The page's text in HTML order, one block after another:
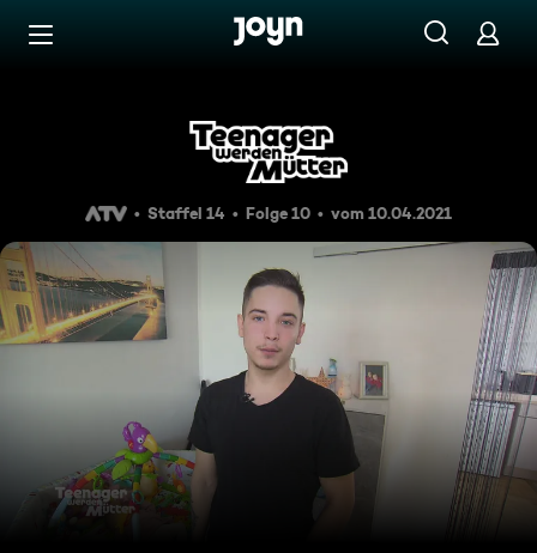
Zum Inhalt springen
Episode 10
Staffel 14 Folge 10 vom 10.04.2021